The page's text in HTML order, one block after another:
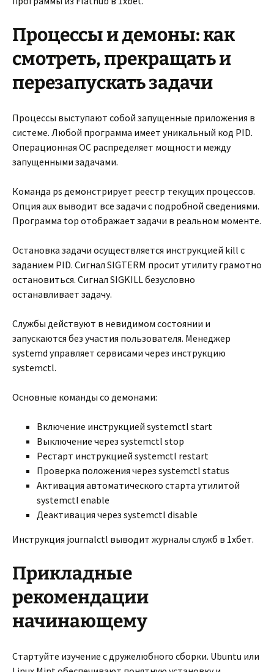
Процессы и демоны: как
смотреть, прекращать и
перезапускать задачи
Процессы выступают собой запущенные приложения в
системе. Любой программа имеет уникальный код PID.
Операционная ОС распределяет мощности между
запущенными задачами.
Команда ps демонстрирует реестр текущих процессов.
Опция aux выводит все задачи с подробной сведениями.
Программа top отображает задачи в реальном моменте.
Остановка задачи осуществляется инструкцией kill с
заданием PID. Сигнал SIGTERM просит утилиту грамотно
остановиться. Сигнал SIGKILL безусловно
останавливает задачу.
Службы действуют в невидимом состоянии и
запускаются без участия пользователя. Менеджер
systemd управляет сервисами через инструкцию
systemctl.
Основные команды со демонами:
Включение инструкцией systemctl start
Выключение через systemctl stop
Рестарт инструкцией systemctl restart
Проверка положения через systemctl status
Активация автоматического старта утилитой
systemctl enable
Деактивация через systemctl disable
Инструкция journalctl выводит журналы служб в 1хбет.
Прикладные
рекомендации
начинающему
Стартуйте изучение с дружелюбного сборки. Ubuntu или